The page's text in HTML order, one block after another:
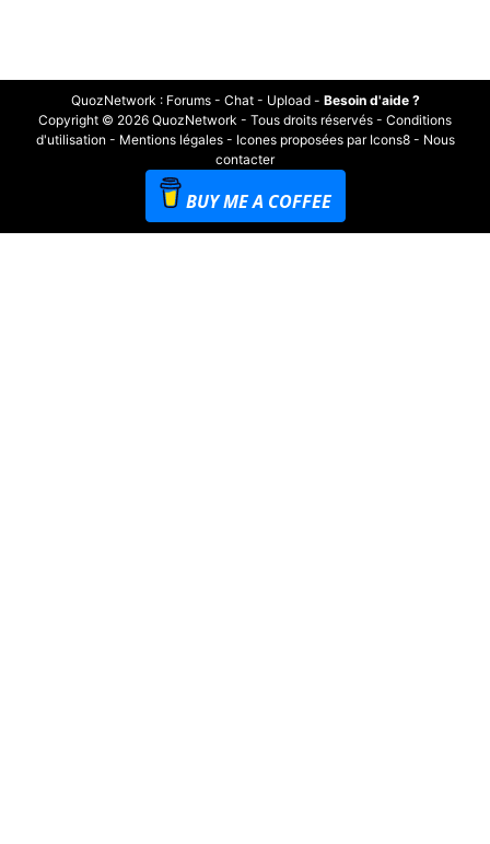
QuozNetwork : Forums- Chat- Upload- Besoin d'aide ?
Copyright © 2026 QuozNetwork - Tous droits réservés - Conditions
d'utilisation - Mentions légales- Icones proposées par Icons8- Nous
contacter
BUY ME A COFFEE